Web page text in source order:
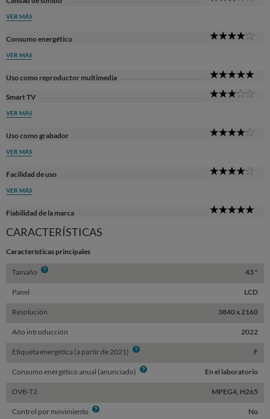
VER MÁS
Consumo energético
VER MÁS
Uso como reproductor multimedia
Smart TV
VER MÁS
Uso como grabador
VER MÁS
Facilidad de uso
VER MÁS
Fiabilidad de la marca
CARACTERÍSTICAS
Características principales
Tamaño Info 43 "
Panel LCD
Resolución 3840 x 2160
Año introducción 2022
Etiqueta energética (a partir de 2021) Info F
Consumo energético anual (anunciado) Info En el laboratorio
DVB-T2 MPEG4, H265
Control por movimiento Info No